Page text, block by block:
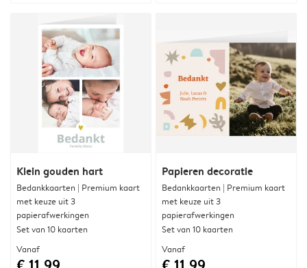
Klein gouden hart
Bedankkaarten | Premium kaart
met keuze uit 3
papierafwerkingen
Set van 10 kaarten
Vanaf
Papieren decoratie
Bedankkaarten | Premium kaart
met keuze uit 3
papierafwerkingen
Set van 10 kaarten
Vanaf